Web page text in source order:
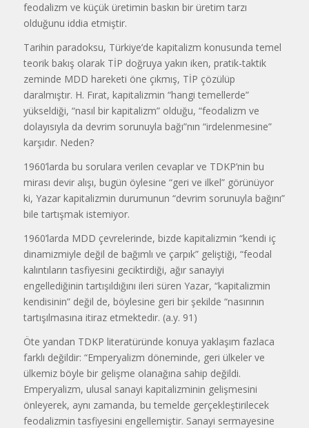
feodalizm ve küçük üretimin baskın bir üretim tarzı
olduğunu iddia etmiştir.
Tarihin paradoksu, Türkiye’de kapitalizm konusunda temel
teorik bakış olarak TİP doğruya yakın iken, pratik-taktik
zeminde MDD hareketi öne çıkmış, TİP çözülüp
daralmıştır. H. Fırat, kapitalizmin “hangi temellerde”
yükseldiği, “nasıl bir kapitalizm” olduğu, “feodalizm ve
dolayısıyla da devrim sorunuyla bağı”nın “irdelenmesine”
karşıdır. Neden?
1960’larda bu sorulara verilen cevaplar ve TDKP’nin bu
mirası devir alışı, bugün öylesine “geri ve ilkel” görünüyor
ki, Yazar kapitalizmin durumunun “devrim sorunuyla bağını”
bile tartışmak istemiyor.
1960’larda MDD çevrelerinde, bizde kapitalizmin “kendi iç
dinamizmiyle değil de bağımlı ve çarpık” geliştiği, “feodal
kalıntıların tasfiyesini geciktirdiği, ağır sanayiyi
engellediğinin tartışıldığını ileri süren Yazar, “kapitalizmin
kendisinin” değil de, böylesine geri bir şekilde “nasırının
tartışılmasına itiraz etmektedir. (a.y. 91)
Öte yandan TDKP literatüründe konuya yaklaşım fazlaca
farklı değildir: “Emperyalizm döneminde, geri ülkeler ve
ülkemiz böyle bir gelişme olanağına sahip değildi.
Emperyalizm, ulusal sanayi kapitalizminin gelişmesini
önleyerek, aynı zamanda, bu temelde gerçekleştirilecek
feodalizmin tasfiyesini engellemiştir. Sanayi sermayesine